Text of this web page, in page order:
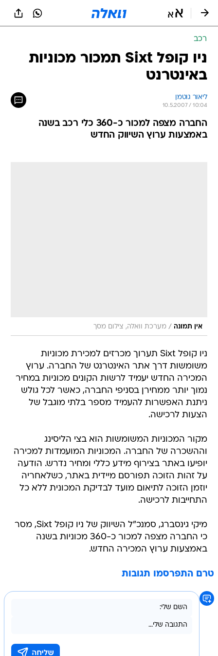
רכב
ניו קופל Sixt תמכור מכוניות
באינטרנט
ליאור גוטמן
10.5.2007 / 10:04
החברה מצפה למכור כ-360 כלי רכב בשנה
באמצעות ערוץ השיווק החדש
אין תמונה / מערכת וואלה, צילום מסך
ניו קופל Sixt תערוך מכרזים למכירת מכוניות
משומשות דרך אתר האינטרנט של החברה. ערוץ
המכירה החדש יעמיד לרשות הקונים מכוניות במחיר
נמוך יותר ממחירן בסניפי החברה, כאשר לכל גולש
ניתנת האפשרות להעמיד מספר בלתי מוגבל של
הצעות לרכישה.
מקור המכוניות המשומשות הוא בצי הליסינג
וההשכרה של החברה. המכוניות המועמדות למכירה
יופיעו באתר בצירוף מידע כללי ומחיר נדרש. הודעה
על זהות הזוכה תפורסם מיידית באתר, כשלאחריה
יוזמן הזוכה לתיאום מועד לבדיקת המכונית ללא כל
התחייבות לרכישה.
מיקי גינסברג, סמנכ"ל השיווק של ניו קופל Sixt, מסר
כי החברה מצפה למכור כ-360 מכוניות בשנה
באמצעות ערוץ המכירה החדש.
טרם התפרסמו תגובות